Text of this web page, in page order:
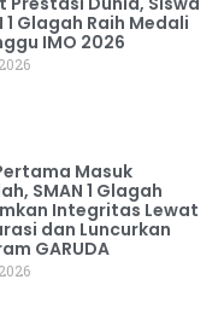
1 Glagah Raih Medali
IMO 2026
Masuk
SMAN 1 Glagah
Integritas Lewat
dan Luncurkan
GARUDA